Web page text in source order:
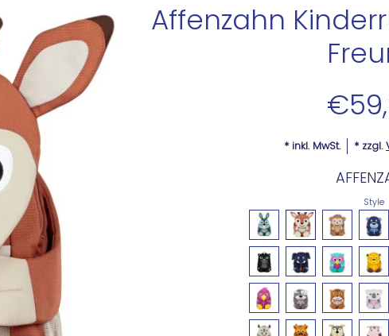
Affenzahn
* inkl. MwSt. * zzgl.
Style